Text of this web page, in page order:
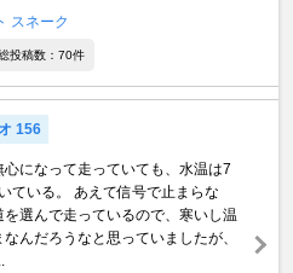
スネーク
投稿数：70件
156
心になって走っていても、水温は7
ている。 あえて信号で止まらな
を選んで走っているので、寒いし温
んだろうなと思っていましたが、